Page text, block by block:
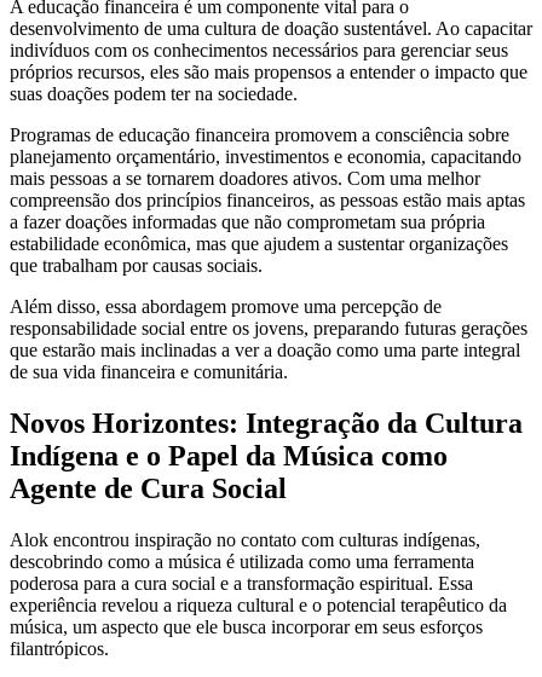
A educação financeira é um componente vital para o
desenvolvimento de uma cultura de doação sustentável. Ao capacitar
indivíduos com os conhecimentos necessários para gerenciar seus
próprios recursos, eles são mais propensos a entender o impacto que
suas doações podem ter na sociedade.
Programas de educação financeira promovem a consciência sobre
planejamento orçamentário, investimentos e economia, capacitando
mais pessoas a se tornarem doadores ativos. Com uma melhor
compreensão dos princípios financeiros, as pessoas estão mais aptas
a fazer doações informadas que não comprometam sua própria
estabilidade econômica, mas que ajudem a sustentar organizações
que trabalham por causas sociais.
Além disso, essa abordagem promove uma percepção de
responsabilidade social entre os jovens, preparando futuras gerações
que estarão mais inclinadas a ver a doação como uma parte integral
de sua vida financeira e comunitária.
Novos Horizontes: Integração da Cultura
Indígena e o Papel da Música como
Agente de Cura Social
Alok encontrou inspiração no contato com culturas indígenas,
descobrindo como a música é utilizada como uma ferramenta
poderosa para a cura social e a transformação espiritual. Essa
experiência revelou a riqueza cultural e o potencial terapêutico da
música, um aspecto que ele busca incorporar em seus esforços
filantrópicos.